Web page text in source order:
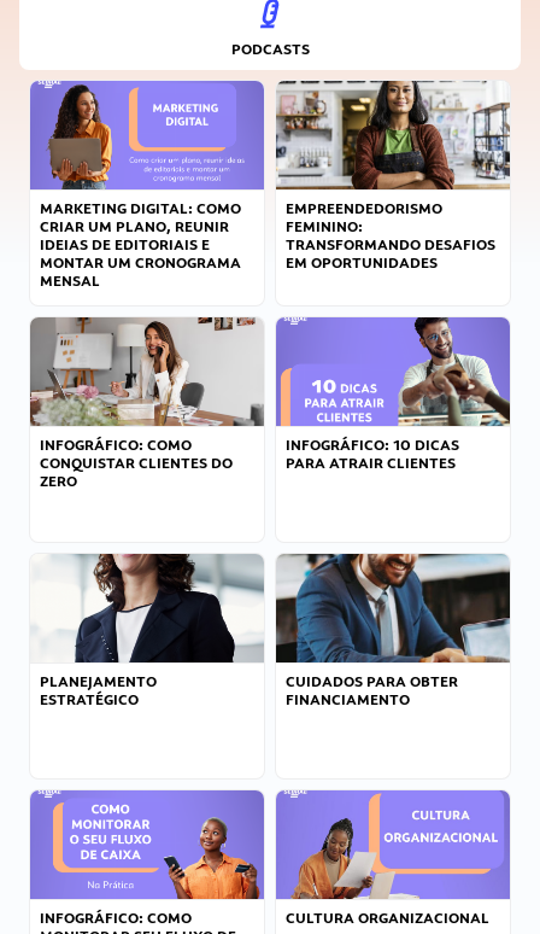
PODCASTS
MARKETING DIGITAL: COMO
CRIAR UM PLANO, REUNIR
IDEIAS DE EDITORIAIS E
MONTAR UM CRONOGRAMA
MENSAL
EMPREENDEDORISMO
FEMININO:
TRANSFORMANDO DESAFIOS
EM OPORTUNIDADES
INFOGRÁFICO: COMO
CONQUISTAR CLIENTES DO
ZERO
INFOGRÁFICO: 10 DICAS
PARA ATRAIR CLIENTES
PLANEJAMENTO
ESTRATÉGICO
CUIDADOS PARA OBTER
FINANCIAMENTO
INFOGRÁFICO: COMO
CULTURA ORGANIZACIONAL